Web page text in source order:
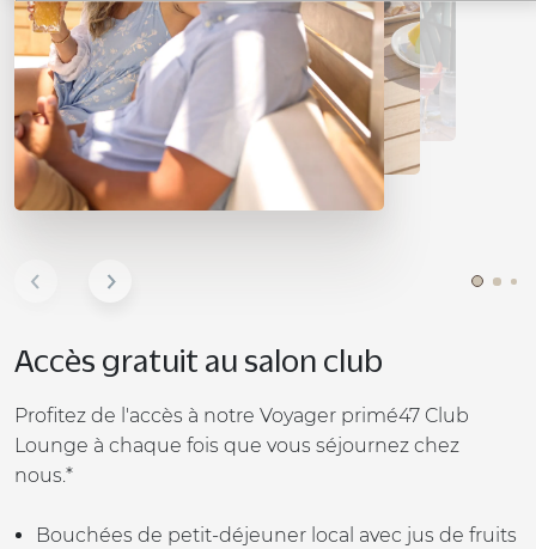
Accès gratuit au salon club
Profitez de l'accès à notre Voyager primé47 Club
Lounge à chaque fois que vous séjournez chez
nous.*
Bouchées de petit-déjeuner local avec jus de fruits